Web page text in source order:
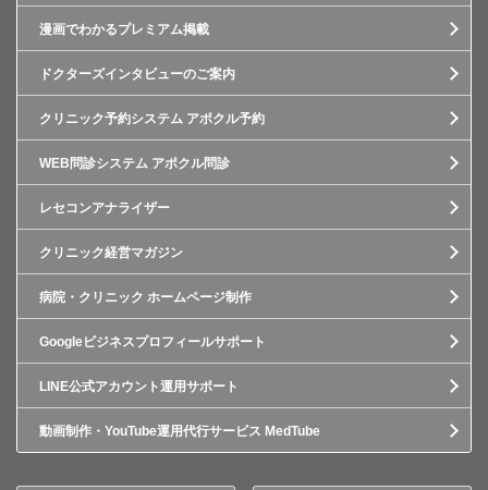
漫画でわかるプレミアム掲載
ドクターズインタビューのご案内
クリニック予約システム アポクル予約
WEB問診システム アポクル問診
レセコンアナライザー
クリニック経営マガジン
病院・クリニック ホームページ制作
Googleビジネスプロフィールサポート
LINE公式アカウント運用サポート
動画制作・YouTube運用代行サービス MedTube